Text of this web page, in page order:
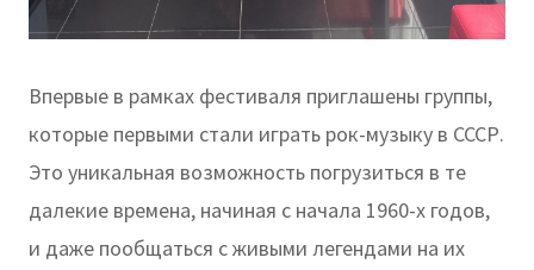
Впервые в рамках фестиваля приглашены группы,
которые первыми стали играть рок-музыку в СССР.
Это уникальная возможность погрузиться в те
далекие времена, начиная с начала 1960-х годов,
и даже пообщаться с живыми легендами на их